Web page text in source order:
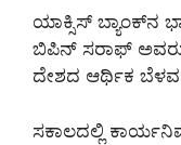
ಯಾಕ್ಸಿಸ್ ಬ್ಯಾಂಕ್‌ನ
ಬಿಪಿನ್ ಸರಾಫ್ ಅವರು
ದೇಶದ ಆರ್ಥಿಕ
ಸಕಾಲದಲ್ಲಿ